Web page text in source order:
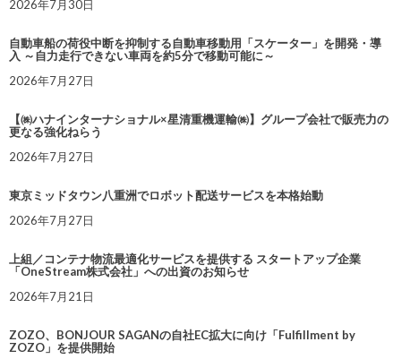
2026年7月30日
自動車船の荷役中断を抑制する自動車移動用「スケーター」を開発・導
入 ～自力走行できない車両を約5分で移動可能に～
2026年7月27日
【㈱ハナインターナショナル×星清重機運輸㈱】グループ会社で販売力の
更なる強化ねらう
2026年7月27日
東京ミッドタウン八重洲でロボット配送サービスを本格始動
2026年7月27日
上組／コンテナ物流最適化サービスを提供する スタートアップ企業
「OneStream株式会社」への出資のお知らせ
2026年7月21日
ZOZO、BONJOUR SAGANの自社EC拡大に向け「Fulfillment by
ZOZO」を提供開始